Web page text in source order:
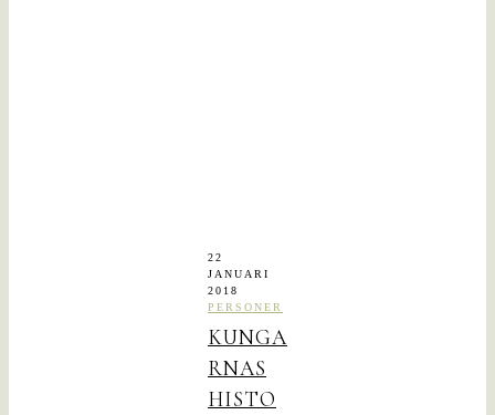
22
JANUARI
2018
PERSONER
KUNGA
RNAS
HISTO